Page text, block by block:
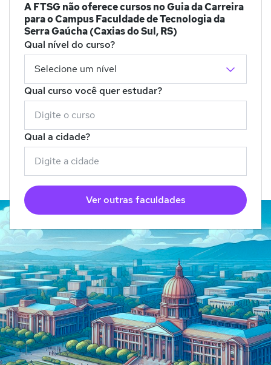
A FTSG não oferece cursos no Guia da Carreira
para o Campus Faculdade de Tecnologia da
Serra Gaúcha (Caxias do Sul, RS)
Qual nível do curso?
Qual curso você quer estudar?
Qual a cidade?
Ver outras faculdades